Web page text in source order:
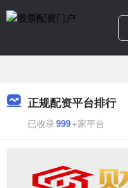
正规配资平台排行
已收录999+家平台